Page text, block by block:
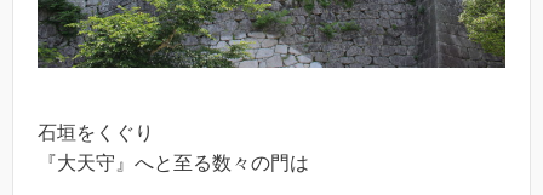
石垣をくぐり
『大天守』へと至る数々の門は